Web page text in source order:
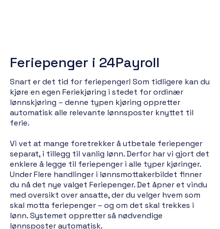
Feriepenger i 24Payroll
Snart er det tid for feriepenger! Som tidligere kan du
kjøre en egen Feriekjøring i stedet for ordinær
lønnskjøring – denne typen kjøring oppretter
automatisk alle relevante lønnsposter knyttet til
ferie.
Vi vet at mange foretrekker å utbetale feriepenger
separat, i tillegg til vanlig lønn. Derfor har vi gjort det
enklere å legge til feriepenger i alle typer kjøringer.
Under Flere handlinger i lønnsmottakerbildet finner
du nå det nye valget Feriepenger. Det åpner et vindu
med oversikt over ansatte, der du velger hvem som
skal motta feriepenger – og om det skal trekkes i
lønn. Systemet oppretter så nødvendige
lønnsposter automatisk.